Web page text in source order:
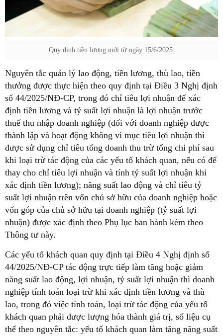
Quy định tiền lương mới từ ngày 15/6/2025.
Nguyên tắc quản lý lao động, tiền lương, thù lao, tiền
thưởng được thực hiện theo quy định tại Điều 3 Nghị định
số 44/2025/NĐ-CP, trong đó chỉ tiêu lợi nhuận để xác
định tiền lương và tỷ suất lợi nhuận là lợi nhuận trước
thuế thu nhập doanh nghiệp (đối với doanh nghiệp được
thành lập và hoạt động không vì mục tiêu lợi nhuận thì
được sử dụng chỉ tiêu tổng doanh thu trừ tổng chi phí sau
khi loại trừ tác động của các yếu tố khách quan, nếu có để
thay cho chỉ tiêu lợi nhuận và tính tỷ suất lợi nhuận khi
xác định tiền lương); năng suất lao động và chỉ tiêu tỷ
suất lợi nhuận trên vốn chủ sở hữu của doanh nghiệp hoặc
vốn góp của chủ sở hữu tại doanh nghiệp (tỷ suất lợi
nhuận) được xác định theo Phụ lục ban hành kèm theo
Thông tư này.
Các yếu tố khách quan quy định tại Điều 4 Nghị định số
44/2025/NĐ-CP tác động trực tiếp làm tăng hoặc giảm
năng suất lao động, lợi nhuận, tỷ suất lợi nhuận thì doanh
nghiệp tính toán loại trừ khi xác định tiền lương và thù
lao, trong đó việc tính toán, loại trừ tác động của yếu tố
khách quan phải được lượng hóa thành giá trị, số liệu cụ
thể theo nguyên tắc: yếu tố khách quan làm tăng năng suất